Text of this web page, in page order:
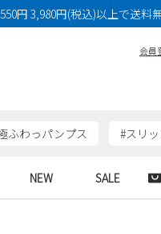
円 3,980円(税込)以上で送料
会員
ふわっパンプス #スリ
NEW SALE